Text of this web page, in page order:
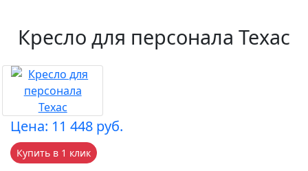
Кресло для персонала Техас
Цена: 11 448 руб.
Купить в 1 клик